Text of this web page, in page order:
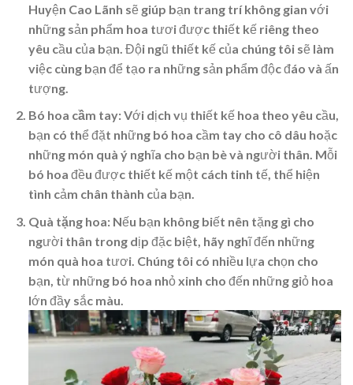
Huyện Cao Lãnh sẽ giúp bạn trang trí không gian với
những sản phẩm hoa tươi được thiết kế riêng theo
yêu cầu của bạn. Đội ngũ thiết kế của chúng tôi sẽ làm
việc cùng bạn để tạo ra những sản phẩm độc đáo và ấn
tượng.
Bó hoa cầm tay: Với dịch vụ thiết kế hoa theo yêu cầu,
bạn có thể đặt những bó hoa cầm tay cho cô dâu hoặc
những món quà ý nghĩa cho bạn bè và người thân. Mỗi
bó hoa đều được thiết kế một cách tinh tế, thể hiện
tình cảm chân thành của bạn.
Quà tặng hoa: Nếu bạn không biết nên tặng gì cho
người thân trong dịp đặc biệt, hãy nghĩ đến những
món quà hoa tươi. Chúng tôi có nhiều lựa chọn cho
bạn, từ những bó hoa nhỏ xinh cho đến những giỏ hoa
lớn đầy sắc màu.